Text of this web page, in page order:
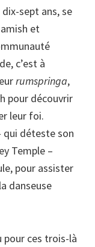
dix-sept ans, se
et
c’est à
rumspringa,
pour découvrir
leur foi.
qui déteste son
Temple –
pour assister
danseuse
pour ces trois-là